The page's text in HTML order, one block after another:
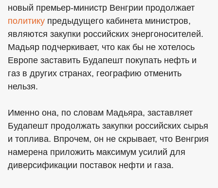
новый премьер-министр Венгрии продолжает
политику предыдущего кабинета министров,
являются закупки российских энергоносителей.
Мадьяр подчеркивает, что как бы не хотелось
Европе заставить Будапешт покупать нефть и
газ в других странах, географию отменить
нельзя.
Именно она, по словам Мадьяра, заставляет
Будапешт продолжать закупки российских сырья
и топлива. Впрочем, он не скрывает, что Венгрия
намерена приложить максимум усилий для
диверсификации поставок нефти и газа.